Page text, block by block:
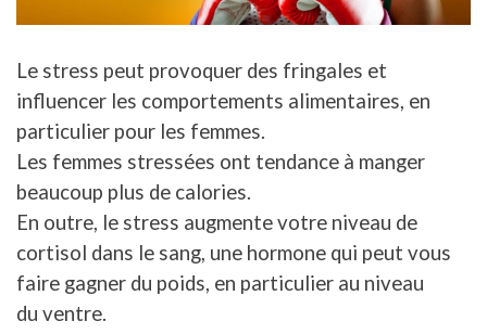
Le stress peut provoquer des fringales et
influencer les comportements alimentaires, en
particulier pour les femmes.
Les femmes stressées ont tendance à manger
beaucoup plus de calories.
En outre, le stress augmente votre niveau de
cortisol dans le sang, une hormone qui peut vous
faire gagner du poids, en particulier au niveau
du ventre.